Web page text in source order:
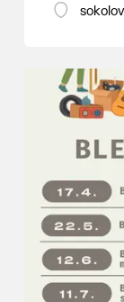
18:00 -
14:00 -
od
16:00 -
sokolovně
K tanci a
Těšíme